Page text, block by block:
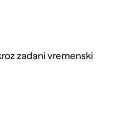
zadani vremenski